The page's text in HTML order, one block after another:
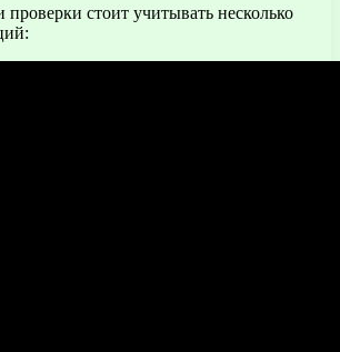
стоит учитывать несколько